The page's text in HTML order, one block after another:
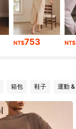
NT$753 NT$
箱包 鞋子 運動